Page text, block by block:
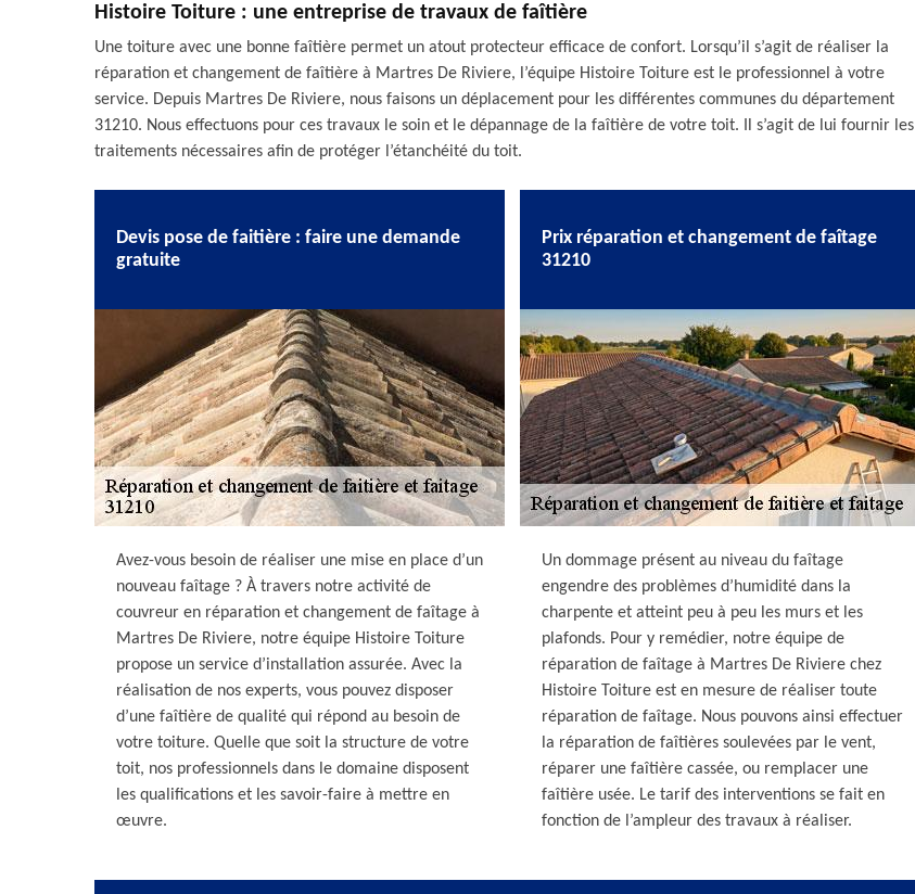
Histoire Toiture : une entreprise de travaux de faîtière
Une toiture avec une bonne faîtière permet un atout protecteur efficace de confort. Lorsqu’il s’agit de réaliser la
réparation et changement de faîtière à Martres De Riviere, l’équipe Histoire Toiture est le professionnel à votre
service. Depuis Martres De Riviere, nous faisons un déplacement pour les différentes communes du département
31210. Nous effectuons pour ces travaux le soin et le dépannage de la faîtière de votre toit. Il s’agit de lui fournir les
traitements nécessaires afin de protéger l’étanchéité du toit.
Devis pose de faitière : faire une demande
gratuite
Avez-vous besoin de réaliser une mise en place d’un
nouveau faîtage ? À travers notre activité de
couvreur en réparation et changement de faîtage à
Martres De Riviere, notre équipe Histoire Toiture
propose un service d’installation assurée. Avec la
réalisation de nos experts, vous pouvez disposer
d’une faîtière de qualité qui répond au besoin de
votre toiture. Quelle que soit la structure de votre
toit, nos professionnels dans le domaine disposent
les qualifications et les savoir-faire à mettre en
œuvre.
Prix réparation et changement de faîtage
31210
Un dommage présent au niveau du faîtage
engendre des problèmes d’humidité dans la
charpente et atteint peu à peu les murs et les
plafonds. Pour y remédier, notre équipe de
réparation de faîtage à Martres De Riviere chez
Histoire Toiture est en mesure de réaliser toute
réparation de faîtage. Nous pouvons ainsi effectuer
la réparation de faîtières soulevées par le vent,
réparer une faîtière cassée, ou remplacer une
faîtière usée. Le tarif des interventions se fait en
fonction de l’ampleur des travaux à réaliser.